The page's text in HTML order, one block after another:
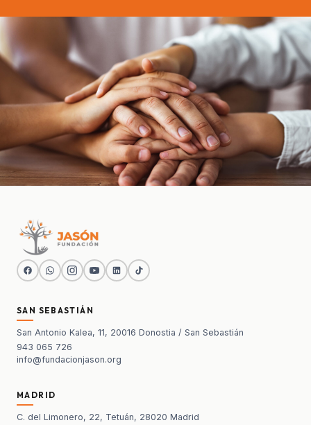
SAN SEBASTIÁN
San Antonio Kalea, 11, 20016 Donostia / San Sebastián
943 065 726
info@fundacionjason.org
MADRID
C. del Limonero, 22, Tetuán, 28020 Madrid